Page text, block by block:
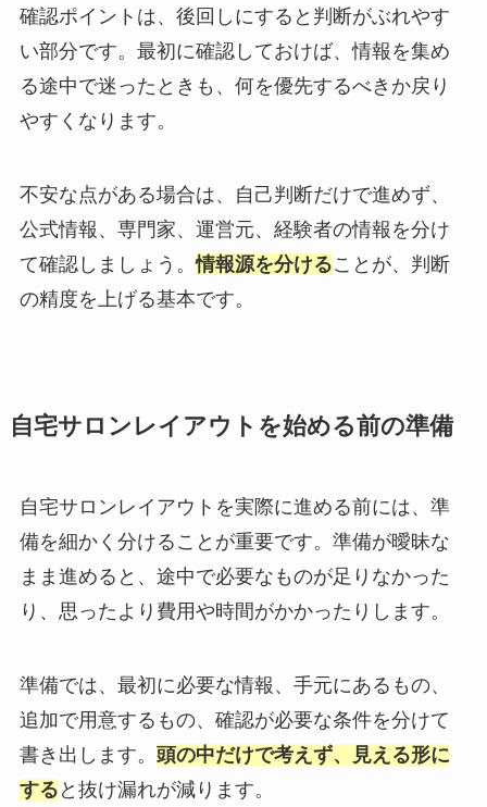
確認ポイントは、後回しにすると判断がぶれやす
い部分です。最初に確認しておけば、情報を集め
る途中で迷ったときも、何を優先するべきか戻り
やすくなります。
不安な点がある場合は、自己判断だけで進めず、
公式情報、専門家、運営元、経験者の情報を分け
て確認しましょう。情報源を分けることが、判断
の精度を上げる基本です。
自宅サロンレイアウトを始める前の準備
自宅サロンレイアウトを実際に進める前には、準
備を細かく分けることが重要です。準備が曖昧な
まま進めると、途中で必要なものが足りなかった
り、思ったより費用や時間がかかったりします。
準備では、最初に必要な情報、手元にあるもの、
追加で用意するもの、確認が必要な条件を分けて
書き出します。 頭の中だけで考えず、見える形に
する と抜け漏れが減ります。